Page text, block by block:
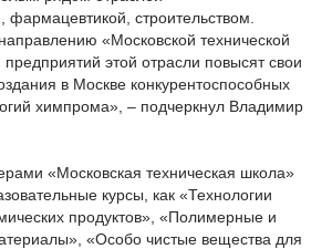
фармацевтикой, строительством.
«Московской технической
этой отрасли повысят свои
в Москве конкурентоспособных
химпрома», – подчеркнул Владимир
«Московская техническая школа»
курсы, как «Технологии
продуктов», «Полимерные и
«Особо чистые вещества для